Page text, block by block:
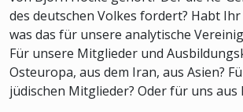
des deutschen Volkes fordert? Habt
was das für unsere analytische
Für unsere Mitglieder und
Osteuropa, aus dem Iran, aus Asien?
jüdischen Mitglieder? Oder für uns aus